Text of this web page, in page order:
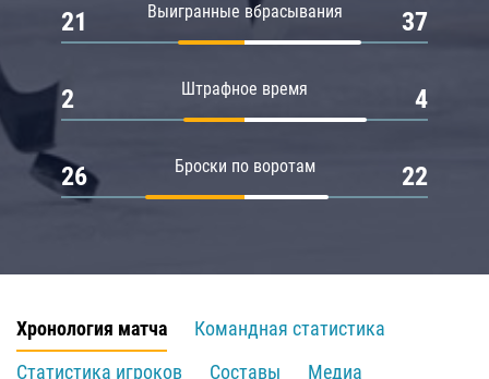
Выигранные вбрасывания
21 37
Штрафное время
2 4
Броски по воротам
26 22
Хронология матча
Командная статистика
Статистика игроков
Составы
Медиа